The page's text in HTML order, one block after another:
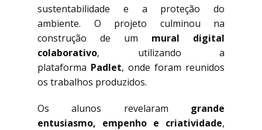
sustentabilidade e a proteção do
ambiente. O projeto culminou na
construção de um mural digital
colaborativo, utilizando a
plataforma Padlet, onde foram reunidos
os trabalhos produzidos.
Os alunos revelaram grande
entusiasmo, empenho e criatividade,